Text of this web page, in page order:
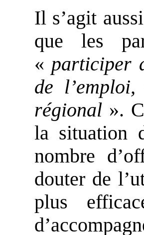
Il s’agit
que les
« participer
de
régional».
la situation
nombre
douter de
plus